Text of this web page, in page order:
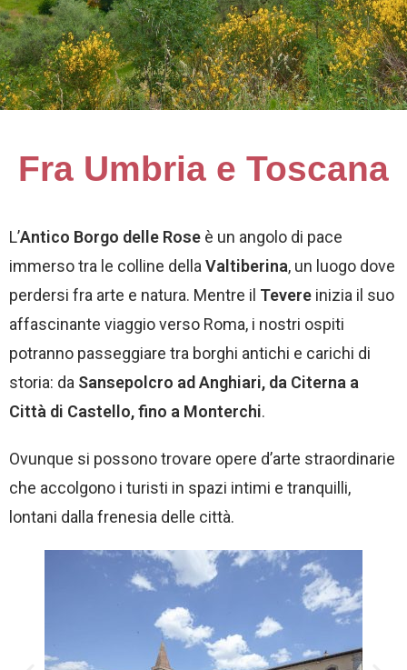
Fra Umbria e Toscana
L’Antico Borgo delle Rose è un angolo di pace
immerso tra le colline della Valtiberina, un luogo dove
perdersi fra arte e natura. Mentre il Tevere inizia il suo
affascinante viaggio verso Roma, i nostri ospiti
potranno passeggiare tra borghi antichi e carichi di
storia: da Sansepolcro ad Anghiari, da Citerna a
Città di Castello, fino a Monterchi.
Ovunque si possono trovare opere d’arte straordinarie
che accolgono i turisti in spazi intimi e tranquilli,
lontani dalla frenesia delle città.